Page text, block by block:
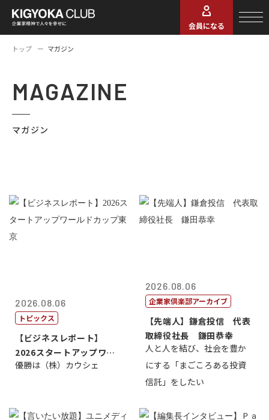
会員になる
トップ マガジン
MAGAZINE
マガジン
2026.08.06
トピックス
【ビジネスレポート】
2026スタートアップワー
ルドカップ東京
優勝は（株）カウシェ
2026.08.06
企業家倶楽部アーカイブ
【先端人】鎌倉投信 代表
取締役社長 鎌田恭幸
人と人を結び、社会を豊か
にする「まごころある投資
信託」をしたい